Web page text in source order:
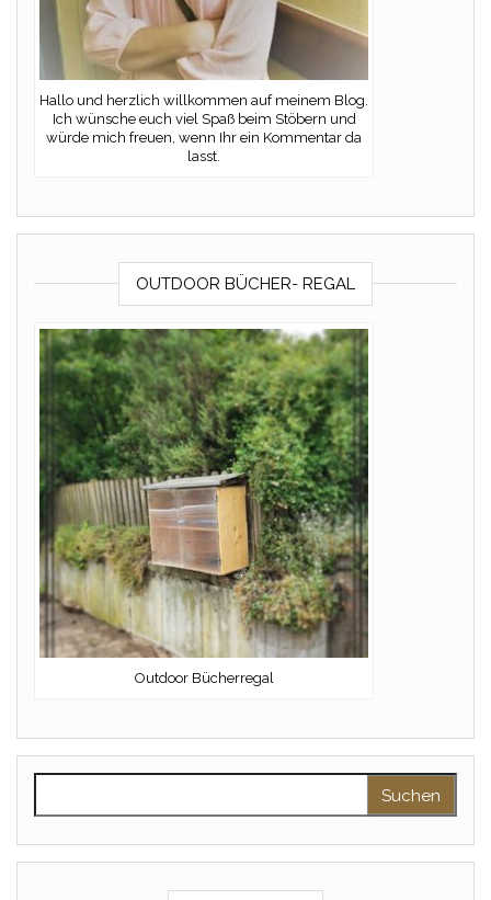
Hallo und herzlich willkommen auf meinem Blog.
Ich wünsche euch viel Spaß beim Stöbern und
würde mich freuen, wenn Ihr ein Kommentar da
lasst.
OUTDOOR BÜCHER- REGAL
Outdoor Bücherregal